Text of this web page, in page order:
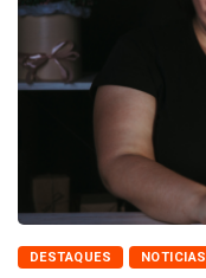
DESTAQUES NOTICIAS